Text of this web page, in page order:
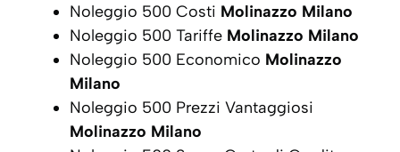
Noleggio 500 Costi Molinazzo Milano
Noleggio 500 Tariffe Molinazzo Milano
Noleggio 500 Economico Molinazzo
Milano
Noleggio 500 Prezzi Vantaggiosi
Molinazzo Milano